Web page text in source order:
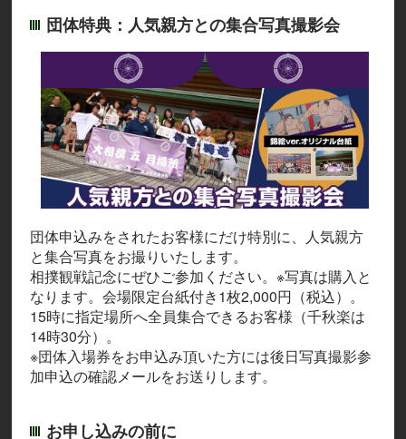
団体特典：人気親方との集合写真撮影会
団体申込みをされたお客様にだけ特別に、人気親方
と集合写真をお撮りいたします。
相撲観戦記念にぜひご参加ください。※写真は購入と
なります。会場限定台紙付き1枚2,000円（税込）。
15時に指定場所へ全員集合できるお客様（千秋楽は
14時30分）。
※団体入場券をお申込み頂いた方には後日写真撮影参
加申込の確認メールをお送りします。
お申し込みの前に